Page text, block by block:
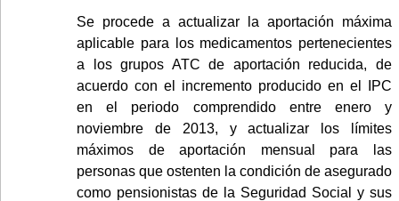
Se procede a actualizar la aportación máxima
aplicable para los medicamentos pertenecientes
a los grupos ATC de aportación reducida, de
acuerdo con el incremento producido en el IPC
en el periodo comprendido entre enero y
noviembre de 2013, y actualizar los límites
máximos de aportación mensual para las
personas que ostenten la condición de asegurado
como pensionistas de la Seguridad Social y sus